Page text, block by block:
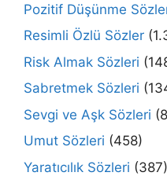
Pozitif Düşünme
Resimli Özlü Sözler
Risk Almak Sözleri
Sabretmek Sözleri
Sevgi ve Aşk Sözleri
Umut Sözleri (458)
Yaratıcılık Sözleri (387)